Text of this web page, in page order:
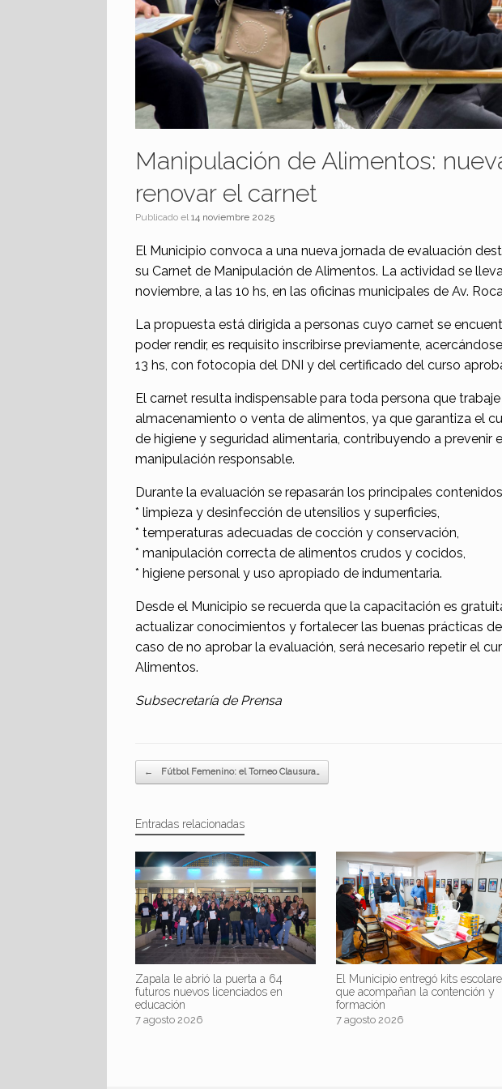
Manipulación de Alimentos:
renovar el carnet
Publicado el14 noviembre 2025
El Municipio convoca a una nueva jornada de evaluación
su Carnet de Manipulación de Alimentos. La actividad se
noviembre, a las 10 hs, en las oficinas municipales de Av.
La propuesta está dirigida a personas cuyo carnet se
poder rendir, es requisito inscribirse previamente,
13 hs, con fotocopia del DNI y del certificado del curso
El carnet resulta indispensable para toda persona que
almacenamiento o venta de alimentos, ya que garantiza el
de higiene y seguridad alimentaria, contribuyendo a prevenir
manipulación responsable.
Durante la evaluación se repasarán los principales
* limpieza y desinfección de utensilios y superficies,
* temperaturas adecuadas de cocción y conservación,
* manipulación correcta de alimentos crudos y cocidos,
* higiene personal y uso apropiado de indumentaria.
Desde el Municipio se recuerda que la capacitación es
actualizar conocimientos y fortalecer las buenas prácticas
caso de no aprobar la evaluación, será necesario repetir el
Alimentos.
Subsecretaría de Prensa
Navegador de artículos
← Fútbol Femenino: el Torneo Clausura…
Entradas relacionadas
Zapala le abrió la puerta a 64
futuros nuevos licenciados en
educación
7 agosto 2026
El Municipio entregó kits
que acompañan la contención y
formación
7 agosto 2026